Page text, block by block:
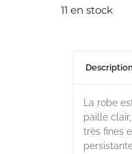
11 en stock
Description
La robe
paille
très fines